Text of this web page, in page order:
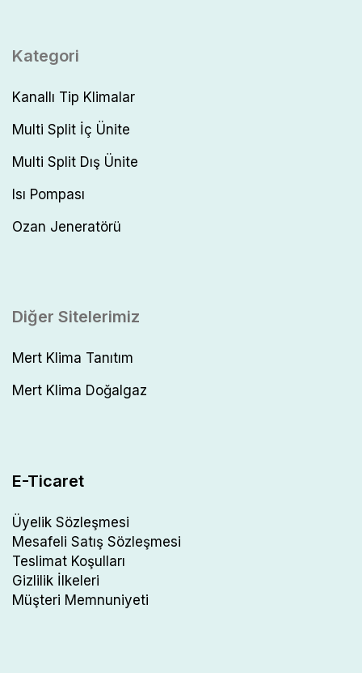
Kategori
Kanallı Tip Klimalar
Multi Split İç Ünite
Multi Split Dış Ünite
Isı Pompası
Ozan Jeneratörü
Diğer Sitelerimiz
Mert Klima Tanıtım
Mert Klima Doğalgaz
E-Ticaret
Üyelik Sözleşmesi
Mesafeli Satış Sözleşmesi
Teslimat Koşulları
Gizlilik İlkeleri
Müşteri Memnuniyeti